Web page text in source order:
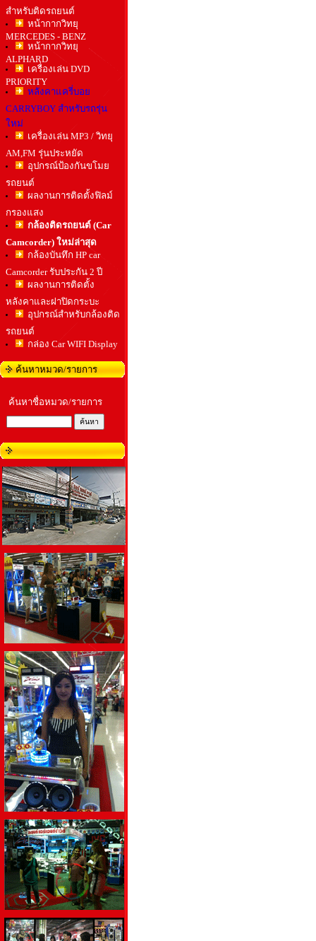
สำหรับติดรถยนต์
หน้ากากวิทยุ
MERCEDES - BENZ
หน้ากากวิทยุ
ALPHARD
เครื่องเล่น DVD
PRIORITY
หลังคาแครี่บอย
CARRYBOY สำหรับรถรุ่น
ใหม่
เครื่องเล่น MP3 / วิทยุ
AM,FM รุ่นประหยัด
อุปกรณ์ป้องกันขโมย
รถยนต์
ผลงานการติดตั้งฟิลม์
กรองแสง
กล้องติดรถยนต์ (Car
Camcorder) ใหม่ล่าสุด
กล้องบันทึก HP car
Camcorder รับประกัน 2 ปี
ผลงานการติดตั้ง
หลังคาและฝาปิดกระบะ
อุปกรณ์สำหรับกล้องติด
รถยนต์
กล่อง Car WIFI Display
ค้นหาหมวด/รายการ
ค้นหาชื่อหมวด/รายการ